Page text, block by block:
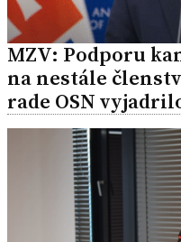
MZV: Podporu
na nestále
rade OSN